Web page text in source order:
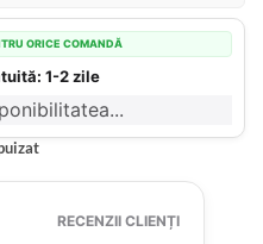
ORICE COMANDĂ
1-2 zile
RECENZII CLIENȚI